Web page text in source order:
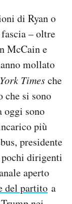
di Ryan o
– oltre
McCain e
mollato
Timesche
che si sono
oggi sono
più
presidente
pochi dirigenti
aperto
del partito a